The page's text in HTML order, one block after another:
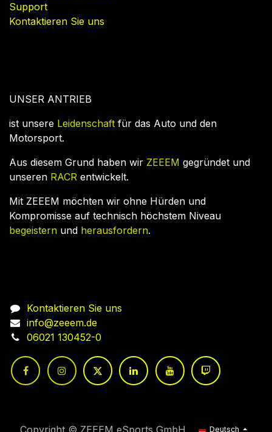
Support
Kontaktieren Sie uns
UNSER ANTRIEB
ist unsere Leidenschaft für das Auto und den
Motorsport.
Aus diesem Grund haben wir ZEEEM gegründet und
unseren RACR entwickelt.
Mit ZEEEM möchten wir ohne Hürden und
Kompromisse auf technisch höchstem Niveau
begeistern und herausfordern.
Kontaktieren Sie uns
info@zeeem.de
06021 130452-0
Copyright © ZEEEM eSports GmbH Deutsch